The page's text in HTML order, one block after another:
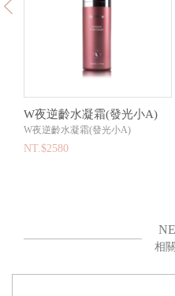
W夜逆齡水凝霜(發光小A)
W夜逆齡水凝霜(發光小A)
NT.$2580
相